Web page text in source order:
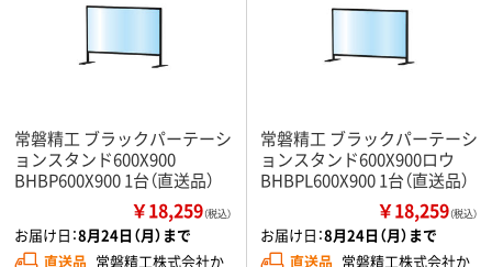
常磐精工 ブラックパーテーシ
ョンスタンド600X900
BHBP600X900 1台（直送品）
￥18,259（税込）
お届け日：8月24日（月）まで
直送品 常磐精工株式会社か
常磐精工 ブラックパーテーシ
ョンスタンド600X900ロウ
BHBPL600X900 1台（直送品）
￥18,259（税込）
お届け日：8月24日（月）まで
直送品 常磐精工株式会社か